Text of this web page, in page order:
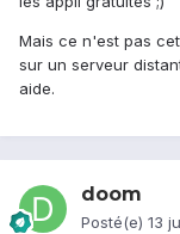
Mais ce n'est pas
sur un serveur
aide.
doom
Posté(e) 13